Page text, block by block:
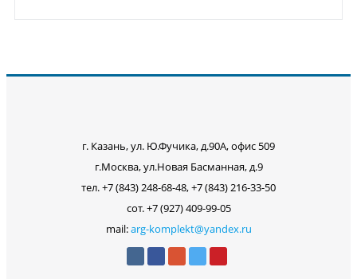
г. Казань, ул. Ю.Фучика, д.90А, офис 509
г.Москва, ул.Новая Басманная, д.9
тел. +7 (843) 248-68-48, +7 (843) 216-33-50
сот. +7 (927) 409-99-05
mail:arg-komplekt@yandex.ru